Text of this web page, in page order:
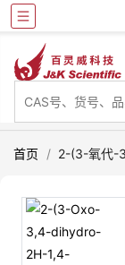
首页 / 2-(3-氧代-